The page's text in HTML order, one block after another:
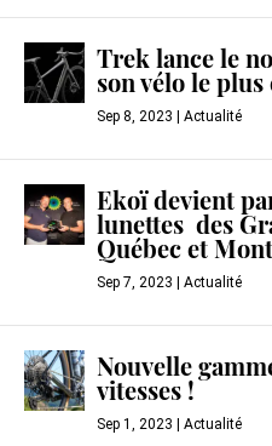
Trek lance le
son vélo le
Sep 8, 2023 Actualité
Ekoï devient
lunettes des
Québec et
Sep 7, 2023 Actualité
Nouvelle
vitesses !
Sep 1, 2023 Actualité